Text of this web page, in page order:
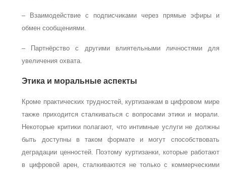
– Взаимодействие с подписчиками через прямые эфиры и
обмен сообщениями.
– Партнёрство с другими влиятельными личностями для
увеличения охвата.
Этика и моральные аспекты
Кроме практических трудностей, куртизанкам в цифровом мире
также приходится сталкиваться с вопросами этики и морали.
Некоторые критики полагают, что интимные услуги не должны
быть доступны в таком формате и могут способствовать
деградации ценностей. Поэтому куртизанки, которые работают
в цифровой арен, сталкиваются не только с коммерческими